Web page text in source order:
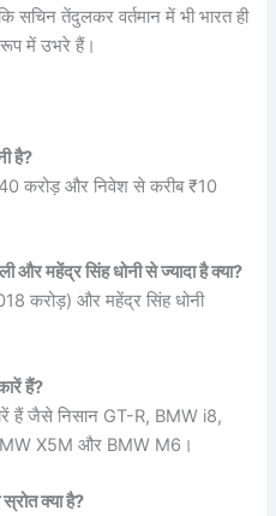
सचिन तेंदुलकर वर्तमान में भी भारत ही
में उभरे हैं।
है?
करोड़ और निवेश से करीब ₹10
और महेंद्र सिंह धोनी से ज्यादा है क्या?
करोड़) और महेंद्र सिंह धोनी
हैं?
हैं जैसे निसान GT-R, BMW i8,
X5M और BMW M6।
क्या है?